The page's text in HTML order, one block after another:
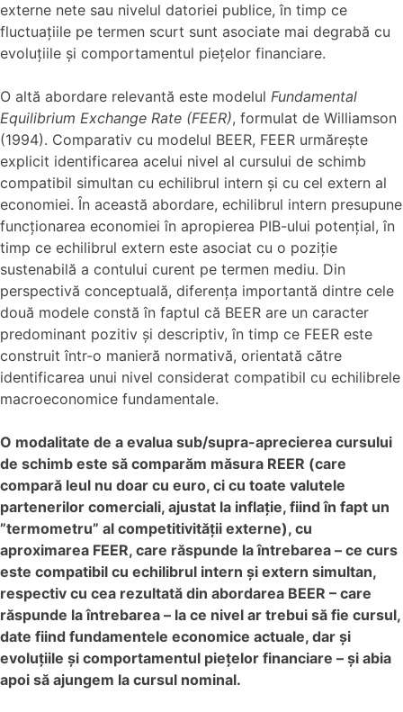
externe nete sau nivelul datoriei publice, în timp ce
fluctuațiile pe termen scurt sunt asociate mai degrabă cu
evoluțiile și comportamentul piețelor financiare.
O altă abordare relevantă este modelul Fundamental
Equilibrium Exchange Rate (FEER), formulat de Williamson
(1994). Comparativ cu modelul BEER, FEER urmărește
explicit identificarea acelui nivel al cursului de schimb
compatibil simultan cu echilibrul intern și cu cel extern al
economiei. În această abordare, echilibrul intern presupune
funcționarea economiei în apropierea PIB-ului potențial, în
timp ce echilibrul extern este asociat cu o poziție
sustenabilă a contului curent pe termen mediu. Din
perspectivă conceptuală, diferența importantă dintre cele
două modele constă în faptul că BEER are un caracter
predominant pozitiv și descriptiv, în timp ce FEER este
construit într-o manieră normativă, orientată către
identificarea unui nivel considerat compatibil cu echilibrele
macroeconomice fundamentale.
O modalitate de a evalua sub/supra-aprecierea cursului
de schimb este să comparăm măsura REER (care
compară leul nu doar cu euro, ci cu toate valutele
partenerilor comerciali, ajustat la inflație, fiind în fapt un
”termometru” al competitivității externe), cu
aproximarea FEER, care răspunde la întrebarea – ce curs
este compatibil cu echilibrul intern și extern simultan,
respectiv cu cea rezultată din abordarea BEER – care
răspunde la întrebarea – la ce nivel ar trebui să fie cursul,
date fiind fundamentele economice actuale, dar și
evoluțiile și comportamentul piețelor financiare – și abia
apoi să ajungem la cursul nominal.